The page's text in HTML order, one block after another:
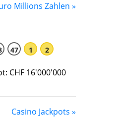
Millions Zahlen »
47 1 2
CHF 16'000'000
Casino Jackpots »